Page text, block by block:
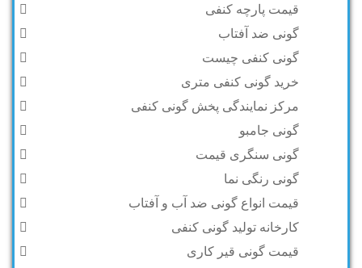
قیمت پارچه کنفی
گونی ضد آفتاب
گونی کنفی چیست
خرید گونی کنفی متری
مرکز نمایندگی پخش گونی کنفی
گونی جامبو
گونی سنگری قیمت
گونی رنگی نما
قیمت انواع گونی ضد آب و آفتاب
کارخانه تولید گونی کنفی
قیمت گونی قیر کاری